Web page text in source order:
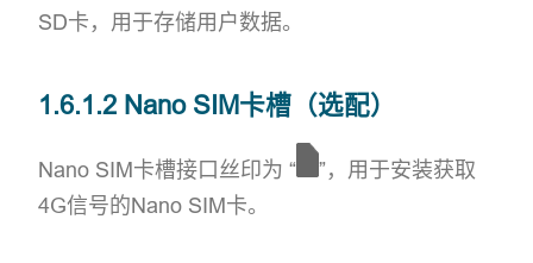
SD卡，用于存储用户数据。
1.6.1.2 Nano SIM卡槽（选配）
Nano SIM卡槽接口丝印为 “
”，用于安装获取
4G信号的Nano SIM卡。